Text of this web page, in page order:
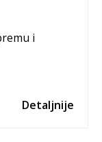
i
Detaljnije